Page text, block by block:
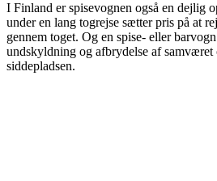
I Finland er spisevognen også en dejlig
under en lang togrejse sætter pris på at
gennem toget. Og en spise- eller
undskyldning og afbrydelse af samværet
siddepladsen.